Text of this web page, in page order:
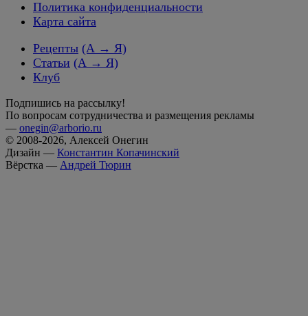
Политика конфиденциальности
Карта сайта
Рецепты (А → Я)
Статьи (А → Я)
Клуб
Подпишись на рассылку!
По вопросам сотрудничества и размещения рекламы
— onegin@arborio.ru
© 2008-2026, Алексей Онегин
Дизайн — Константин Копачинский
Вёрстка — Андрей Тюрин